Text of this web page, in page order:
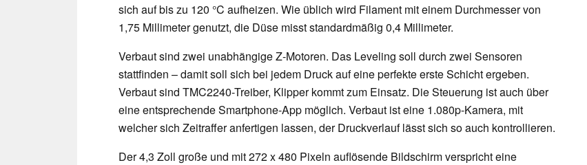
sich auf bis zu 120 °C aufheizen. Wie üblich wird Filament mit einem Durchmesser von
1,75 Millimeter genutzt, die Düse misst standardmäßig 0,4 Millimeter.
Verbaut sind zwei unabhängige Z-Motoren. Das Leveling soll durch zwei Sensoren
stattfinden – damit soll sich bei jedem Druck auf eine perfekte erste Schicht ergeben.
Verbaut sind TMC2240-Treiber, Klipper kommt zum Einsatz. Die Steuerung ist auch über
eine entsprechende Smartphone-App möglich. Verbaut ist eine 1.080p-Kamera, mit
welcher sich Zeitraffer anfertigen lassen, der Druckverlauf lässt sich so auch kontrollieren.
Der 4,3 Zoll große und mit 272 x 480 Pixeln auflösende Bildschirm verspricht eine